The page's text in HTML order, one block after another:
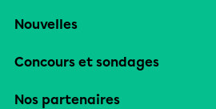
Nouvelles
Concours et sondages
Nos partenaires